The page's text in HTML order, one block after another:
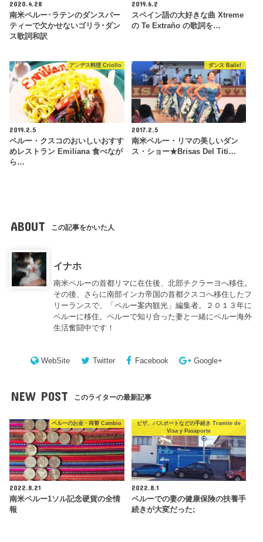
2020.4.28
南米ペルー･ラテンのダンスパー
ティーで欠かせないゴリラ･ダン
ス歌詞和訳
2019.6.2
スペイン語の大好きな曲 Xtreme
の Te Extraño の歌詞を…
アンデス料理 Criollo
2019.2.5
ペルー・クスコのおいしいおすす
めレストラン Emiliana 食べなが
ら…
ダンス Baile!
2017.2.5
南米ペルー・リマの美しいダン
ス・ショー★Brisas Del Titi…
ABOUT この記事をかいた人
イナホ
南米ペルーの首都リマに在住後、北部チクラーヨへ移住。
その後、さらに南部インカ帝国の首都クスコへ移住したフ
リーランスで、「ペルー案内観光」編集者。２０１３年に
ペルーに移住。ペルーで知り合った妻と一緒にペルー海外
生活奮闘中です！
WebSite Twitter Facebook Google+
NEW POST このライターの最新記事
ペルーのお金・両替 Cambio
2022.8.21
南米ペルー1ソル記念硬貨の全情
報
ビザ、パスポートなどの手続き Tramite de
Visa y Pasaporte
2022.8.1
ペルーでの妻の健康保険の扶養手
続きが大変だった;